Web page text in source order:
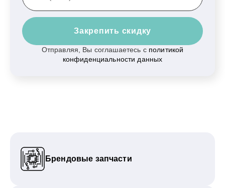
Закрепить скидку
Отправляя, Вы соглашаетесь с политикой
конфиденциальности данных
Брендовые запчасти